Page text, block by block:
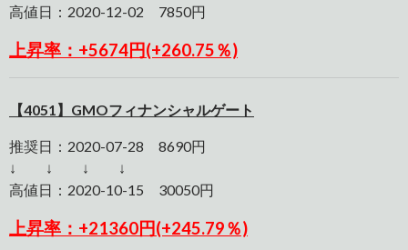
高値日：2020-12-02 7850円
上昇率：+5674円(+260.75％)
【4051】GMOフィナンシャルゲート
推奨日：2020-07-28 8690円
↓ ↓ ↓ ↓
高値日：2020-10-15 30050円
上昇率：+21360円(+245.79％)